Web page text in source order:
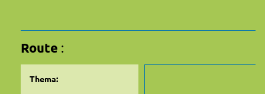
Route :
Thema: